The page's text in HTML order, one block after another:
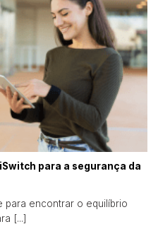
para a segurança da
para encontrar o equilíbrio
[...]